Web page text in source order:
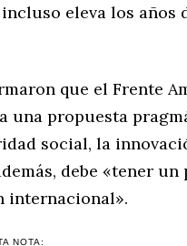
eleva los años
que el Frente
una propuesta
social, la
debe «tener un
internacional».
NOTA: